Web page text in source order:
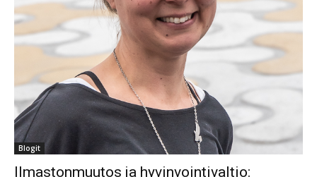
Blogit
Ilmastonmuutos ja hyvinvointivaltio: